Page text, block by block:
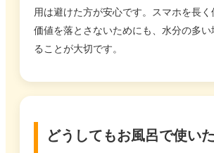
用は避けた方が安心です。スマホを長く
価値を落とさないためにも、水分の多い
ることが大切です。
どうしてもお風呂で使い